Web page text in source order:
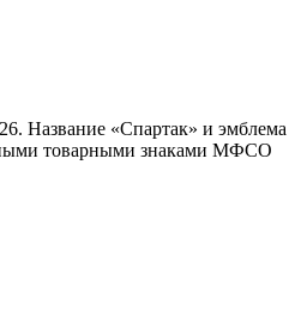
Название «Спартак» и эмблема
товарными знаками МФСО